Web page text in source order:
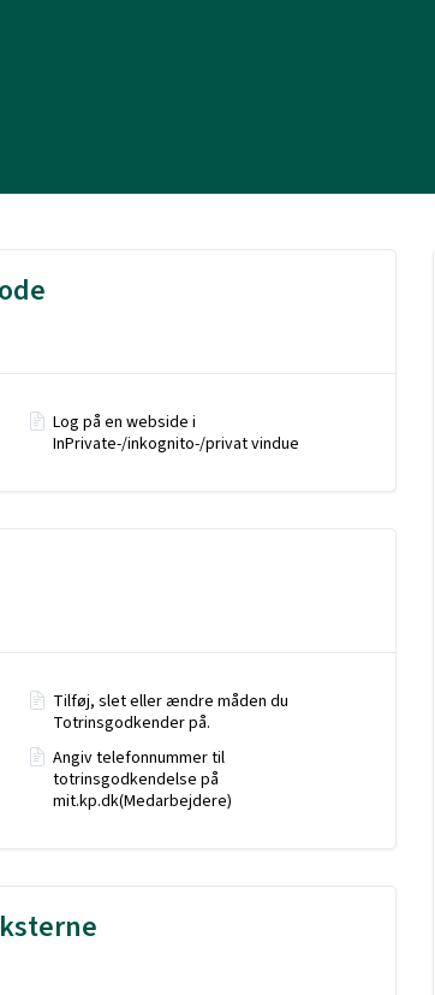
Log på en webside i
InPrivate-/inkognito-/privat vindue
Tilføj, slet eller ændre måden du
Totrinsgodkender på.
Angiv telefonnummer til
totrinsgodkendelse på
mit.kp.dk(Medarbejdere)